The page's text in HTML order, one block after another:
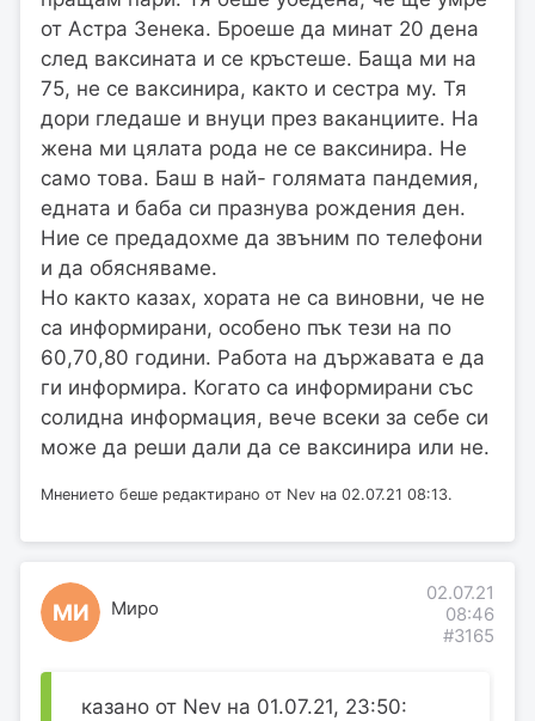
от Астра Зенека. Броеше да минат 20 дена
след ваксината и се кръстеше. Баща ми на
75, не се ваксинира, както и сестра му. Тя
дори гледаше и внуци през ваканциите. На
жена ми цялата рода не се ваксинира. Не
само това. Баш в най- голямата пандемия,
едната и баба си празнува рождения ден.
Ние се предадохме да звъним по телефони
и да обясняваме.
Но както казах, хората не са виновни, че не
са информирани, особено пък тези на по
60,70,80 години. Работа на държавата е да
ги информира. Когато са информирани със
солидна информация, вече всеки за себе си
може да реши дали да се ваксинира или не.
Мнението беше редактирано от Nev на 02.07.21 08:13.
МИ Миро
02.07.21
08:46
#3165
казано от Nev на 01.07.21, 23:50: